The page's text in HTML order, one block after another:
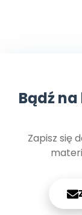
Bądź
Zapisz się